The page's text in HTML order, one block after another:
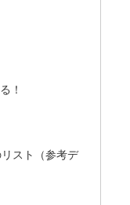
！
スト（参考デ